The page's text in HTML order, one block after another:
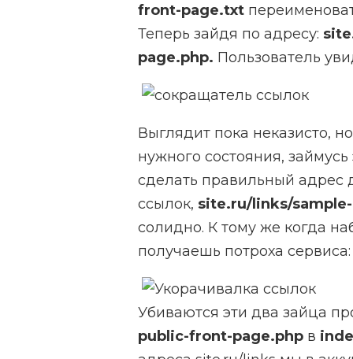
front-page.txt
Теперь зайдя по адресу:
page.php. Пользователь
Выглядит пока неказисто,
нужного состояния,
сделать правильный адрес
ссылок, site.ru/links/
солидно. К тому же когда
получаешь потроха сервиса:
Убиваются эти два зайца
public-front-page.php в